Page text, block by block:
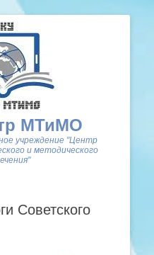
МТиМО
учреждение "Центр
и методического
Советского